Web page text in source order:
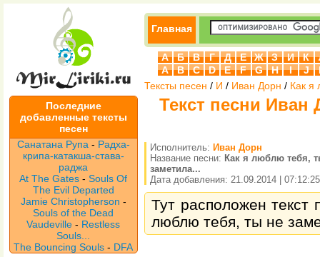
Последние
добавленные тексты
песен
Санатана Рупа - Радха-
крипа-катакша-става-
раджа
At The Gates -Souls Of
The Evil Departed
Jamie Christopherson -
Souls of the Dead
Vaudeville- Restless
Souls...
The Bouncing Souls - DFA
Главная
А Б В Г Д Е Ж З И К
A
B C D E F G H I J
Тексты песен / И / Иван Дорн / Как я
Текст песни
Исполнитель: Иван Дорн
Название песни: Как я люблю тебя,
заметила...
Дата добавления: 21.09.2014 | 07:12:25
Тут расположен
люблю тебя, ты не